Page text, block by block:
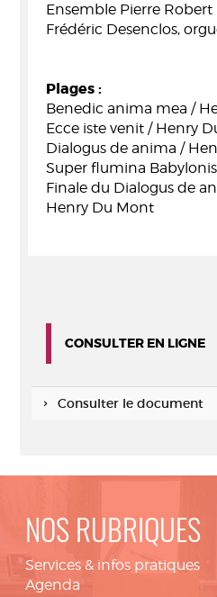
Ensemble Pierre Robert
Frédéric Desenclos,
Plages :
Benedic anima mea /
Ecce iste venit / Henry
Dialogus de anima /
Super flumina
Finale du Dialogus de
Henry Du Mont
CONSULTER EN LIGNE
Consulter le document
NOS RUBRIQUES
Services & infos pratiques
Agenda